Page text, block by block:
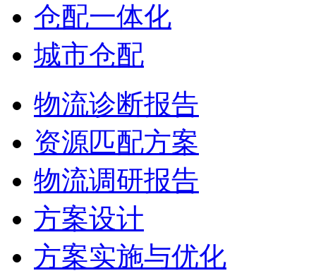
仓配一体化
城市仓配
物流诊断报告
资源匹配方案
物流调研报告
方案设计
方案实施与优化